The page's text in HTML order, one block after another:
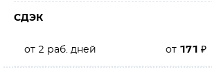
СДЭК
от 2 раб. дней от 171 ₽